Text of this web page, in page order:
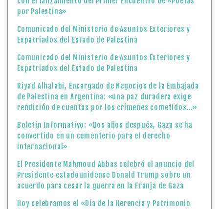
por Palestina»
Comunicado del Ministerio de Asuntos Exteriores y
Expatriados del Estado de Palestina
Comunicado del Ministerio de Asuntos Exteriores y
Expatriados del Estado de Palestina
Riyad Alhalabi, Encargado de Negocios de la Embajada
de Palestina en Argentina: «una paz duradera exige
rendición de cuentas por los crímenes cometidos…»
Boletín Informativo: «Dos años después, Gaza se ha
convertido en un cementerio para el derecho
internacional»
El Presidente Mahmoud Abbas celebró el anuncio del
Presidente estadounidense Donald Trump sobre un
acuerdo para cesar la guerra en la Franja de Gaza
Hoy celebramos el «Día de la Herencia y Patrimonio